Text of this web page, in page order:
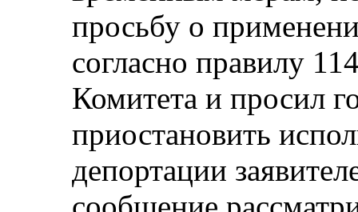
просьбу о
согласно правилу
Комитета и просил
приостановить
депортации